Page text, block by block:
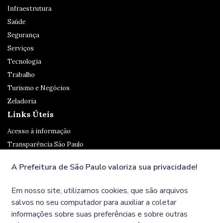
Infraestrutura
Saúde
Segurança
Serviços
Tecnologia
Trabalho
Turismo e Negócios
Zeladoria
Links Úteis
Acesso à informação
Transparência São Paulo
Ouvidoria
A Prefeitura de São Paulo valoriza sua privacidade!
Em nosso site, utilizamos cookies, que são arquivos
salvos no seu computador para auxiliar a coletar
informações sobre suas preferências e sobre outras